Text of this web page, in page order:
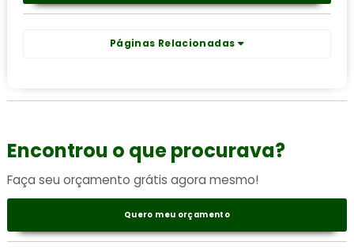
Páginas Relacionadas
Encontrou o que procurava?
Faça seu orçamento grátis agora mesmo!
Quero meu orçamento